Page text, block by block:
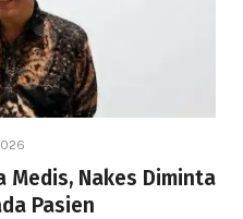
Medis, Nakes Diminta
Pasien